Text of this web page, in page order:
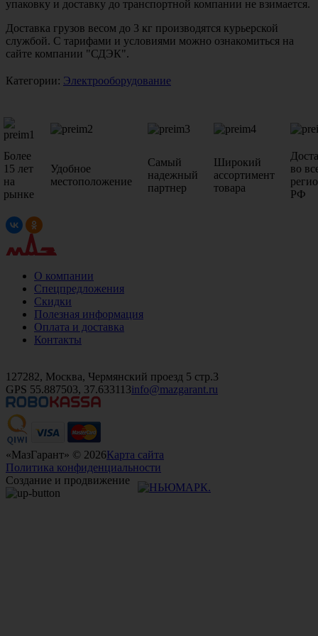
упаковку и доставку до транспортной компании не взимается.
Доставка грузов весом до 3 кг производятся курьерской
службой. С тарифами и условиями можно ознакомиться на
сайте компании "СДЭК".
Категории: Электрооборудование
Более
15 лет
на
рынке
Удобное
местоположение
Самый
надежный
партнер
Широкий
ассортимент
товара
во
РФ
О компании
Спецпредложения
Скидки
Полезная информация
Оплата и доставка
Контакты
127282, Москва, Чермянский проезд 5 стр.3
GPS 55.887503, 37.633113info@mazgarant.ru
«МазГарант» © 2026Карта сайта
Политика конфиденциальности
Создание и продвижение